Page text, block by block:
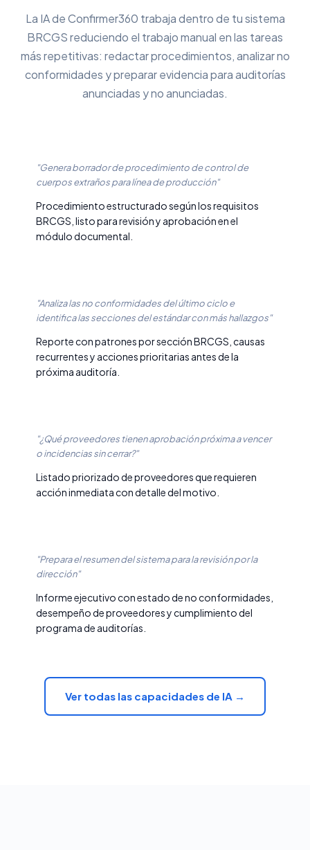
La IA de Confirmer360 trabaja dentro de tu sistema
BRCGS reduciendo el trabajo manual en las tareas
más repetitivas: redactar procedimientos, analizar no
conformidades y preparar evidencia para auditorías
anunciadas y no anunciadas.
"Genera borrador de procedimiento de control de
cuerpos extraños para línea de producción"
Procedimiento estructurado según los requisitos
BRCGS, listo para revisión y aprobación en el
módulo documental.
"Analiza las no conformidades del último ciclo e
identifica las secciones del estándar con más hallazgos"
Reporte con patrones por sección BRCGS, causas
recurrentes y acciones prioritarias antes de la
próxima auditoría.
"¿Qué proveedores tienen aprobación próxima a vencer
o incidencias sin cerrar?"
Listado priorizado de proveedores que requieren
acción inmediata con detalle del motivo.
"Prepara el resumen del sistema para la revisión por la
dirección"
Informe ejecutivo con estado de no conformidades,
desempeño de proveedores y cumplimiento del
programa de auditorías.
Ver todas las capacidades de IA →